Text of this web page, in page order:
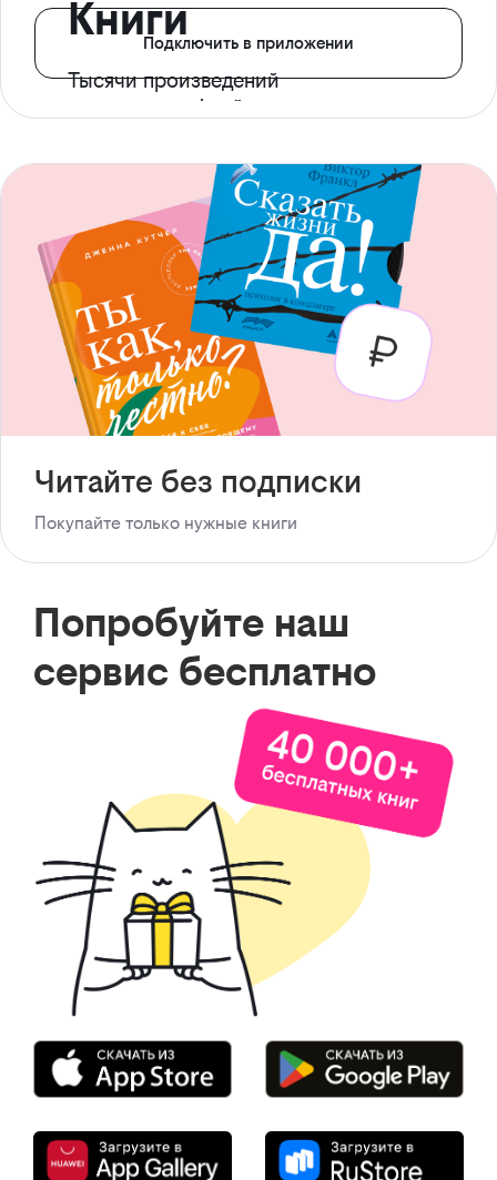
Книги
Тысячи произведений
с доступом офлайн
Подключить в приложении
Читайте без подписки
Покупайте только нужные книги
Попробуйте наш
сервис бесплатно